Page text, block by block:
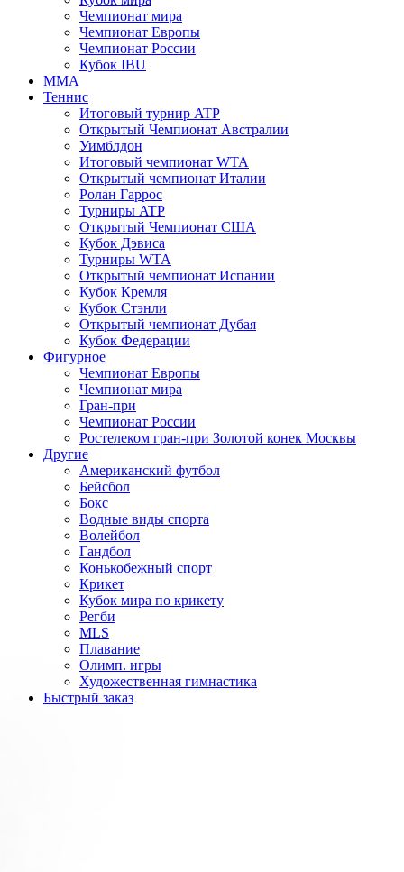
Чемпионат мира
Чемпионат Европы
Чемпионат России
Кубок IBU
MMA
Теннис
Итоговый турнир ATP
Открытый Чемпионат Австралии
Уимблдон
Итоговый чемпионат WTA
Открытый чемпионат Италии
Ролан Гаррос
Турниры ATP
Открытый Чемпионат США
Кубок Дэвиса
Турниры WTA
Открытый чемпионат Испании
Кубок Кремля
Кубок Стэнли
Открытый чемпионат Дубая
Кубок Федерации
Фигурное
Чемпионат Европы
Чемпионат мира
Гран-при
Чемпионат России
Ростелеком гран-при Золотой конек Москвы
Другие
Американский футбол
Бейсбол
Бокс
Водные виды спорта
Волейбол
Гандбол
Конькобежный спорт
Крикет
Кубок мира по крикету
Регби
MLS
Плавание
Олимп. игры
Художественная гимнастика
Быстрый заказ